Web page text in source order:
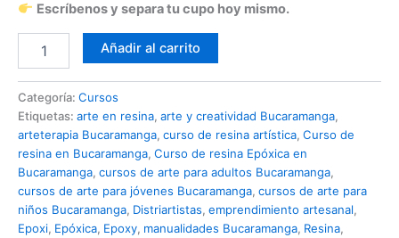
Escríbenos y separa tu cupo hoy mismo.
cantidad
Añadir al carrito
Categoría: Cursos
Etiquetas: arte en resina, arte y creatividad Bucaramanga,
arteterapia Bucaramanga, curso de resina artística, Curso de
resina en Bucaramanga, Curso de resina Epóxica en
Bucaramanga, cursos de arte para adultos Bucaramanga,
cursos de arte para jóvenes Bucaramanga, cursos de arte para
niños Bucaramanga, Distriartistas, emprendimiento artesanal,
Epoxi, Epóxica, Epoxy, manualidades Bucaramanga, Resina,